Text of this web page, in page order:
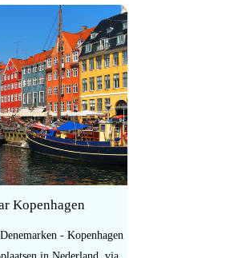
Kopenhagen
- Kopenhagen